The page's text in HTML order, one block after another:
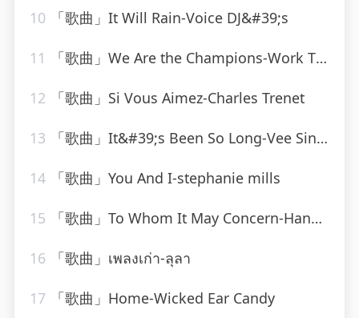
10 「歌曲」It Will Rain-Voice DJ&#39;s
11 「歌曲」We Are the Champions-Work This! Workout
12 「歌曲」Si Vous Aimez-Charles Trenet
13 「歌曲」It&#39;s Been So Long-Vee Sing Zone
14 「歌曲」You And I-stephanie mills
15 「歌曲」To Whom It May Concern-Hank Locklin(2)
16 「歌曲」เพลงเก่า-ลุลา
17 「歌曲」Home-Wicked Ear Candy